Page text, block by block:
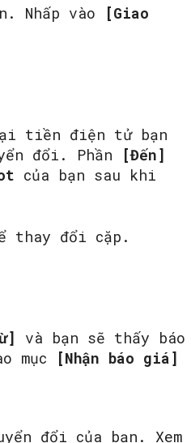
Nhấp vào
[Giao
tiền điện tử bạn
đổi. Phần
[Đến]
của bạn sau khi
thay đổi cặp.
và bạn sẽ thấy báo
mục
[Nhận báo giá]
đổi của bạn. Xem